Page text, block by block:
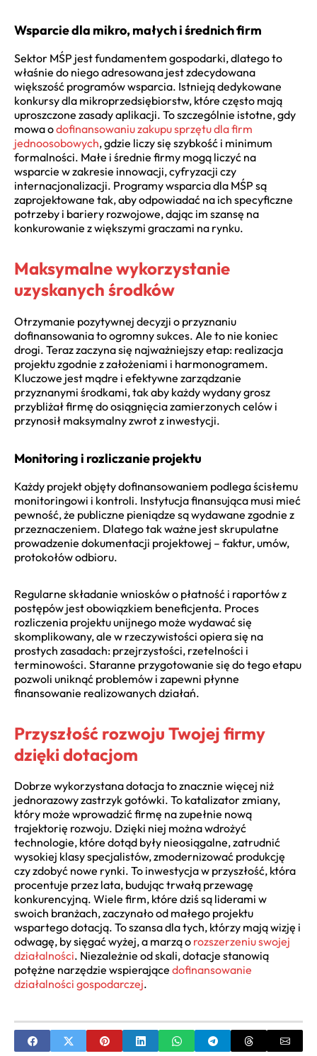
Wsparcie dla mikro, małych i średnich firm
Sektor MŚP jest fundamentem gospodarki, dlatego to
właśnie do niego adresowana jest zdecydowana
większość programów wsparcia. Istnieją dedykowane
konkursy dla mikroprzedsiębiorstw, które często mają
uproszczone zasady aplikacji. To szczególnie istotne, gdy
mowa odofinansowaniu zakupu sprzętu dla firm
jednoosobowych, gdzie liczy się szybkość i minimum
formalności. Małe i średnie firmy mogą liczyć na
wsparcie w zakresie innowacji, cyfryzacji czy
internacjonalizacji. Programy wsparcia dla MŚP są
zaprojektowane tak, aby odpowiadać na ich specyficzne
potrzeby i bariery rozwojowe, dając im szansę na
konkurowanie z większymi graczami na rynku.
Maksymalne wykorzystanie
uzyskanych środków
Otrzymanie pozytywnej decyzji o przyznaniu
dofinansowania to ogromny sukces. Ale to nie koniec
drogi. Teraz zaczyna się najważniejszy etap: realizacja
projektu zgodnie z założeniami i harmonogramem.
Kluczowe jest mądre i efektywne zarządzanie
przyznanymi środkami, tak aby każdy wydany grosz
przybliżał firmę do osiągnięcia zamierzonych celów i
przynosił maksymalny zwrot z inwestycji.
Monitoring i rozliczanie projektu
Każdy projekt objęty dofinansowaniem podlega ścisłemu
monitoringowi i kontroli. Instytucja finansująca musi mieć
pewność, że publiczne pieniądze są wydawane zgodnie z
przeznaczeniem. Dlatego tak ważne jest skrupulatne
prowadzenie dokumentacji projektowej – faktur, umów,
protokołów odbioru.
Regularne składanie wniosków o płatność i raportów z
postępów jest obowiązkiem beneficjenta. Proces
rozliczenia projektu unijnego może wydawać się
skomplikowany, ale w rzeczywistości opiera się na
prostych zasadach: przejrzystości, rzetelności i
terminowości. Staranne przygotowanie się do tego etapu
pozwoli uniknąć problemów i zapewni płynne
finansowanie realizowanych działań.
Przyszłość rozwoju Twojej firmy
dzięki dotacjom
Dobrze wykorzystana dotacja to znacznie więcej niż
jednorazowy zastrzyk gotówki. To katalizator zmiany,
który może wprowadzić firmę na zupełnie nową
trajektorię rozwoju. Dzięki niej można wdrożyć
technologie, które dotąd były nieosiągalne, zatrudnić
wysokiej klasy specjalistów, zmodernizować produkcję
czy zdobyć nowe rynki. To inwestycja w przyszłość, która
procentuje przez lata, budując trwałą przewagę
konkurencyjną. Wiele firm, które dziś są liderami w
swoich branżach, zaczynało od małego projektu
wspartego dotacją. To szansa dla tych, którzy mają wizję i
odwagę, by sięgać wyżej, a marzą o rozszerzeniu swojej
działalności. Niezależnie od skali, dotacje stanowią
potężne narzędzie wspierające dofinansowanie
działalności gospodarczej.